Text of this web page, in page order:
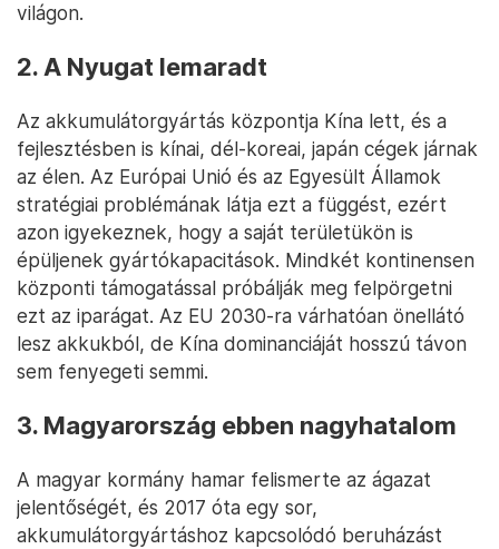
világon.
2. A Nyugat lemaradt
Az akkumulátorgyártás központja Kína lett, és a
fejlesztésben is kínai, dél-koreai, japán cégek járnak
az élen. Az Európai Unió és az Egyesült Államok
stratégiai problémának látja ezt a függést, ezért
azon igyekeznek, hogy a saját területükön is
épüljenek gyártókapacitások. Mindkét kontinensen
központi támogatással próbálják meg felpörgetni
ezt az iparágat. Az EU 2030-ra várhatóan önellátó
lesz akkukból, de Kína dominanciáját hosszú távon
sem fenyegeti semmi.
3. Magyarország ebben nagyhatalom
A magyar kormány hamar felismerte az ágazat
jelentőségét, és 2017 óta egy sor,
akkumulátorgyártáshoz kapcsolódó beruházást